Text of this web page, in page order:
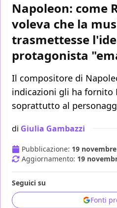
Napoleon: come
voleva che la
trasmettesse
protagonista
Il compositore di
indicazioni gli ha fornito
soprattutto al
di Giulia Gambazzi
Pubblicazione: 19
Aggiornamento: 19
Seguici su
Fonti